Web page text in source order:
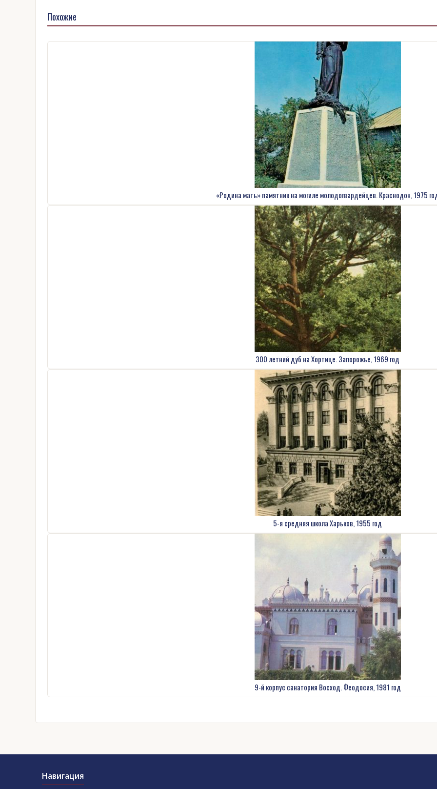
Похожие
«Родина мать» памятник на могиле молодогвардейцев. Краснодон, 1975
300 летний дуб на Хортице. Запорожье, 1969 год
5-я средняя школа Харьков, 1955 год
9-й корпус санатория Восход. Феодосия, 1981 год
Навигация